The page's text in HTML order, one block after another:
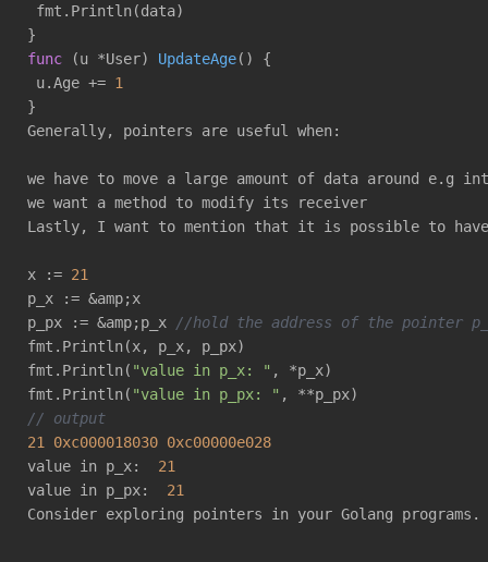
fmt.Println(data)
func
(u *User) UpdateAge()
{
u.Age += 1
}
Generally, pointers are useful when:
we have to move a large amount of data around e.g
we want a method to modify its receiver
Lastly, I want to mention that it is possible to
x := 21
p_x := &amp;x
p_px := &amp;p_x
//hold the address of the pointer
fmt.Println(x, p_x, p_px)
fmt.Println( "value in p_x: " , *p_x)
fmt.Println( "value in p_px: "
// output
21
0xc000018030 0xc00000e028
value in p_x: 21
value in p_px: 21
Consider exploring pointers in your Golang programs.